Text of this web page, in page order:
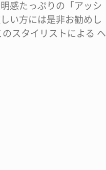
感たっぷりの「アッシ
い方には是非お勧めし
スタイリストによる ヘ